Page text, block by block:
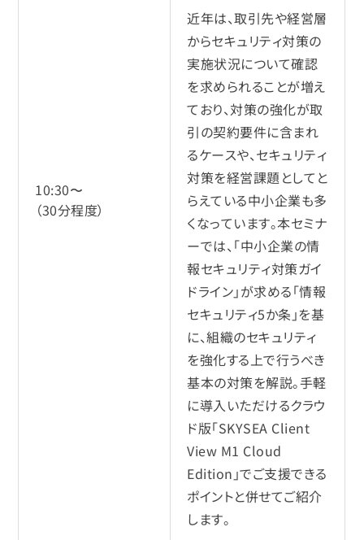
10:30〜
（30分程度）
近年は、取引先や経営層
からセキュリティ対策の
実施状況について確認
を求められることが増え
ており、対策の強化が取
引の契約要件に含まれ
るケースや、セキュリティ
対策を経営課題としてと
らえている中小企業も多
くなっています。本セミナ
ーでは、「中小企業の情
報セキュリティ対策ガイ
ドライン」が求める「情報
セキュリティ5か条」を基
に、組織のセキュリティ
を強化する上で行うべき
基本の対策を解説。手軽
に導入いただけるクラウ
ド版「SKYSEA Client
View M1 Cloud
Edition」でご支援できる
ポイントと併せてご紹介
します。